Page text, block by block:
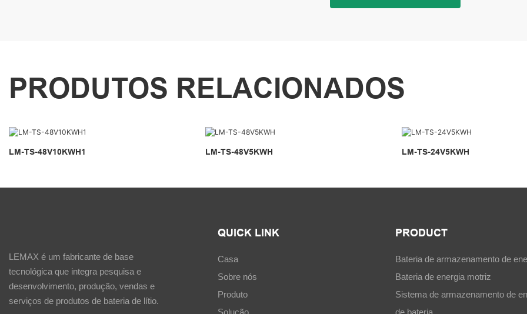
PRODUTOS RELACIONADOS
LM-TS-48V10KWH1 LM-TS-48V5KWH LM-TS-24V5KWH
LEMAX é um fabricante de base
tecnológica que integra pesquisa e
desenvolvimento, produção, vendas e
serviços de produtos de bateria de lítio.
QUICK LINK
Casa
Sobre nós
Produto
PRODUCT
Bateria de armazenamento de
Bateria de energia motriz
Sistema de armazenamento de